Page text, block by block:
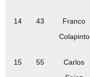
14 43
Franco
Colapinto
15 55
Carlos